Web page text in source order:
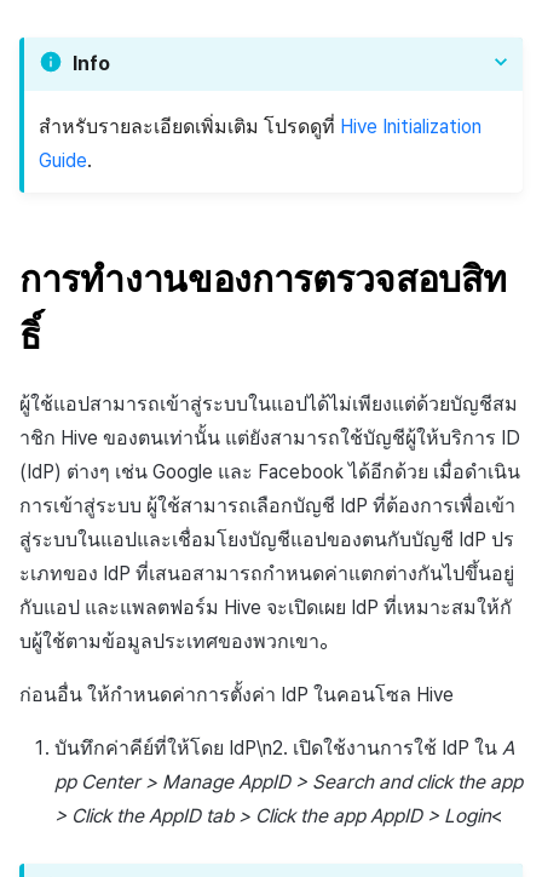
Info
สำหรับรายละเอียดเพิ่มเติม โปรดดูที่ Hive Initialization
Guide.
การทำงานของการตรวจสอบสิท
ธิ์
ผู้ใช้แอปสามารถเข้าสู่ระบบในแอปได้ไม่เพียงแต่ด้วยบัญชีสม
าชิก Hive ของตนเท่านั้น แต่ยังสามารถใช้บัญชีผู้ให้บริการ ID
(IdP) ต่างๆ เช่น Google และ Facebook ได้อีกด้วย เมื่อดำเนิน
การเข้าสู่ระบบ ผู้ใช้สามารถเลือกบัญชี IdP ที่ต้องการเพื่อเข้า
สู่ระบบในแอปและเชื่อมโยงบัญชีแอปของตนกับบัญชี IdP ปร
ะเภทของ IdP ที่เสนอสามารถกำหนดค่าแตกต่างกันไปขึ้นอยู่
กับแอป และแพลตฟอร์ม Hive จะเปิดเผย IdP ที่เหมาะสมให้กั
บผู้ใช้ตามข้อมูลประเทศของพวกเขา。
ก่อนอื่น ให้กำหนดค่าการตั้งค่า IdP ในคอนโซล Hive
บันทึกค่าคีย์ที่ให้โดย IdP\n2. เปิดใช้งานการใช้ IdP ใน A
pp Center > Manage AppID > Search and click the app
> Click the AppID tab > Click the app AppID > Login<